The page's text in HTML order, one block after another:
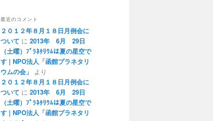
最近のコメント
２０１２年８月１８日月例会に
ついて に 2013年 6月 29日
（土曜）ﾌﾟﾗﾈﾀﾘｳﾑは夏の星空で
す | NPO法人「函館プラネタリ
ウムの会」
より
２０１２年８月１８日月例会に
ついて に 2013年 6月 29日
（土曜）ﾌﾟﾗﾈﾀﾘｳﾑは夏の星空で
す | NPO法人「函館プラネタリ